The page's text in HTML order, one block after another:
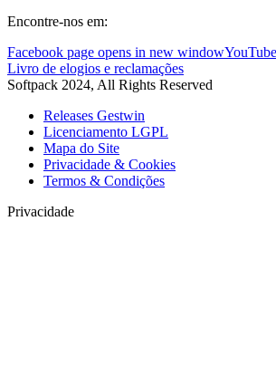
Encontre-nos em:
Facebook page opens in new window
Livro de elogios e reclamações
Softpack 2024, All Rights Reserved
Releases Gestwin
Licenciamento LGPL
Mapa do Site
Privacidade & Cookies
Termos & Condições
Privacidade